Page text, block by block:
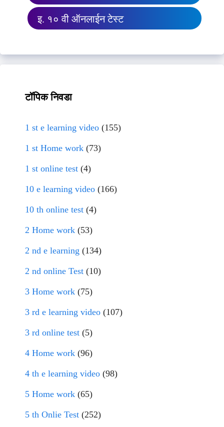
इ. १० वी ऑनलाईन टेस्ट
टॉपिक निवडा
1 st e learning video (155)
1 st Home work (73)
1 st online test (4)
10 e learning video (166)
10 th online test (4)
2 Home work (53)
2 nd e learning (134)
2 nd online Test (10)
3 Home work (75)
3 rd e learning video (107)
3 rd online test (5)
4 Home work (96)
4 th e learning video (98)
5 Home work (65)
5 th Onlie Test (252)